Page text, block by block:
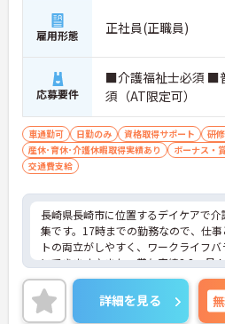
雇用形態 正社員(正職員)
応募要件
■介護福祉士必須 ■
須（AT限定可）
車通勤可 日勤のみ 資格取得サポート
研
産休･育休･介護休暇取得実績あり
ボーナス・
交通費支給
長崎県長崎市に位置するデイケアで
集です。17時までの勤務なので、仕
トの両立がしやすく、ワークライフバ
にできます♪また、賞与実績3.2ヶ月
かりと評価され還元されます！ご興
面接のポイントお伝えしますのでご気
わせください。
詳細を見る